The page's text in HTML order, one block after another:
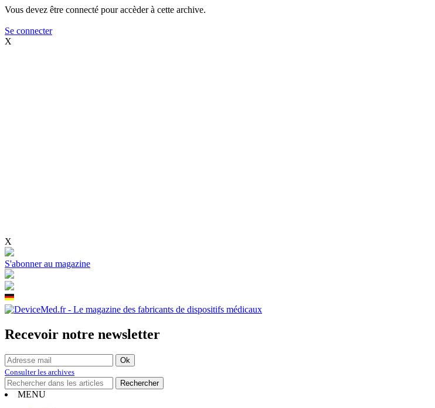
Vous devez être connecté pour accèder à cette archive.
Se connecter
X
X
S'abonner au magazine
Recevoir notre newsletter
Consulter les archives
MENU